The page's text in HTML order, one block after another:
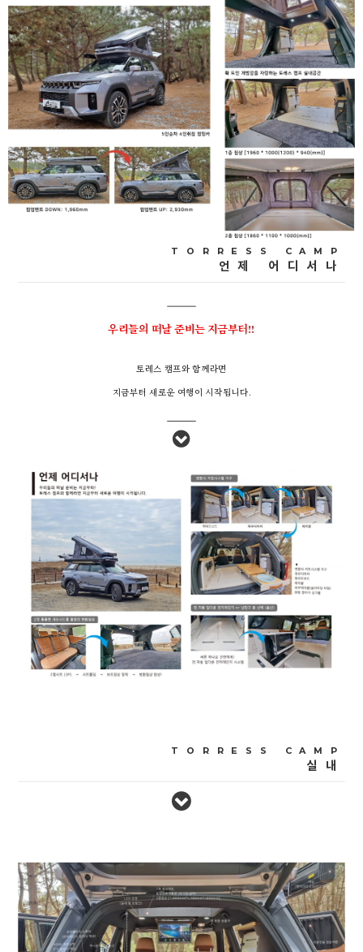
TORRESS CAMP
언제 어디서나
우리들의 떠날 준비는 지금부터!!
토레스 캠프와 함께라면
지금부터 새로운 여행이 시작됩니다.
TORRESS CAMP
실내